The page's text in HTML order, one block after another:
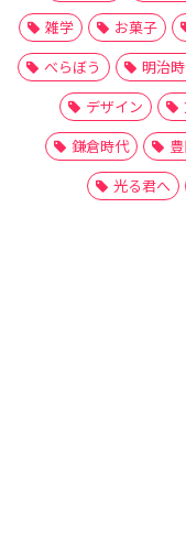
雑学
お菓子
べらぼう
明治
デザイン
鎌倉時代
光る君へ